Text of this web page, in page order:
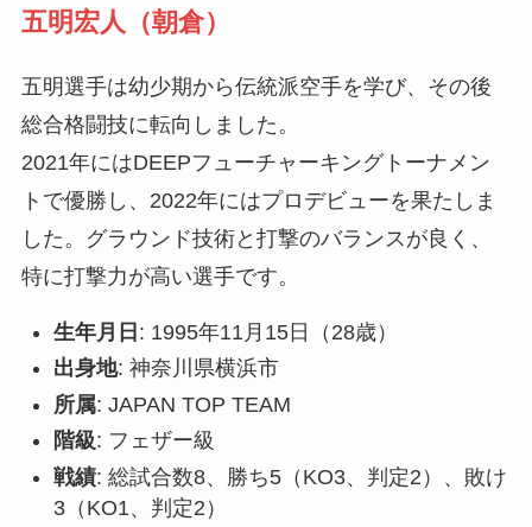
五明宏人（朝倉）
五明選手は幼少期から伝統派空手を学び、その後
総合格闘技に転向しました。
2021年にはDEEPフューチャーキングトーナメン
トで優勝し、2022年にはプロデビューを果たしま
した。グラウンド技術と打撃のバランスが良く、
特に打撃力が高い選手です。
生年月日 : 1995年11月15日（28歳）
出身地: 神奈川県横浜市
所属: JAPAN TOP TEAM
階級: フェザー級
戦績: 総試合数8、勝ち5（KO3、判定2）、敗け
3（KO1、判定2）